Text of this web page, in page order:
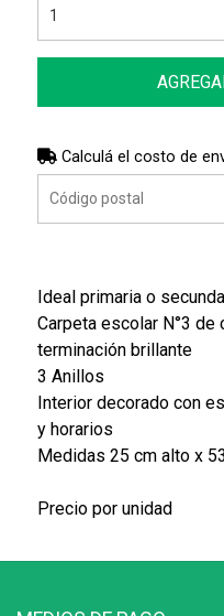
Calculá el costo de
Ideal primaria o
Carpeta escolar N°3
terminación brillante
3 Anillos
Interior decorado con
y horarios
Medidas 25 cm alto x
Precio por unidad